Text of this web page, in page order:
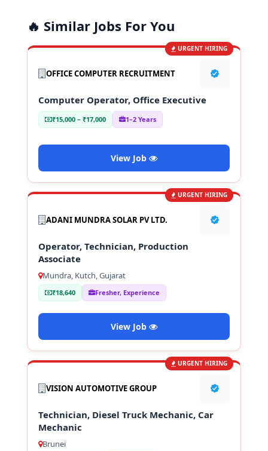
🔥 Similar Jobs For You
URGENT HIRING
OFFICE COMPUTER RECRUITMENT
Computer Operator, Office Executive
₹15,000 – ₹17,000 1–2 Years
View Job
URGENT HIRING
ADANI MUNDRA SOLAR PV LTD.
Operator, Technician, Production
Associate
Mundra, Kutch, Gujarat
₹18,640 Fresher, Experience
View Job
URGENT HIRING
VISION AUTOMOTIVE GROUP
Technician, Diesel Truck Mechanic, Car
Mechanic
Brunei